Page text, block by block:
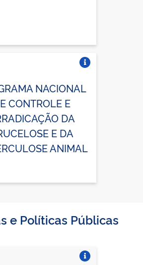
NACIONAL
CONTROLE E
DA
E DA
ANIMAL
e Políticas Públicas